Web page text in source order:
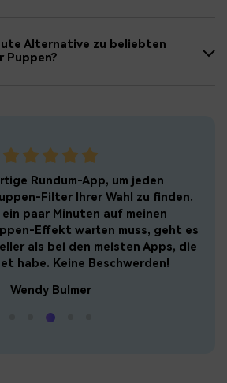
Alternative zu beliebten
Puppen?
Rundum-App, um jeden
Filter Ihrer Wahl zu finden.
paar Minuten auf meinen
Effekt warten muss, geht es
als bei den meisten Apps, die
habe. Keine Beschwerden!
Wendy Bulmer